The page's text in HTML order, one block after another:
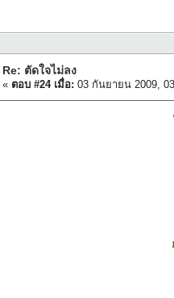
Re: ตัดใจไม่ลง
« ตอบ #24 เมื่อ: 03 กันยายน 2009,